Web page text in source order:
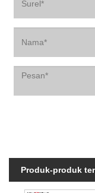
Produk-produk